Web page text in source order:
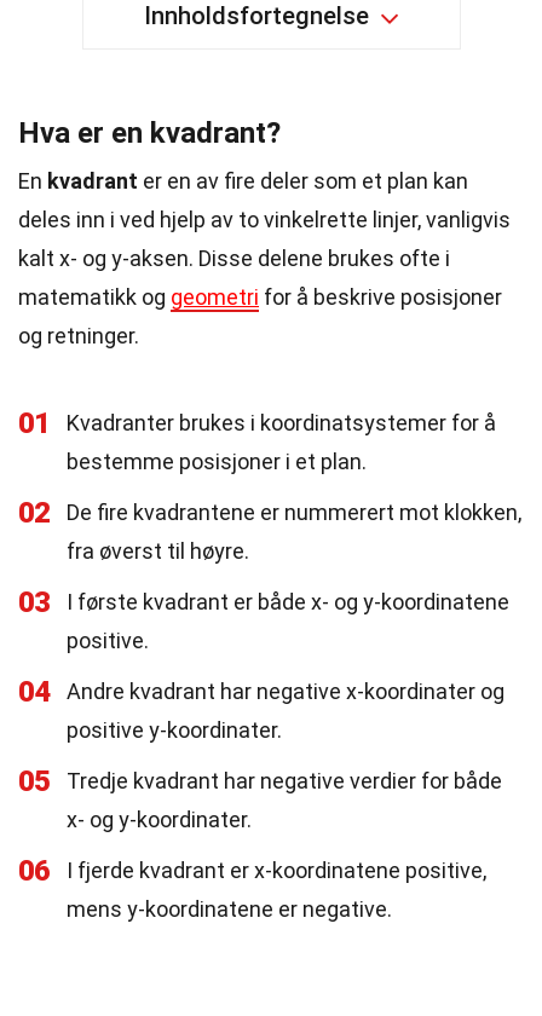
Innholdsfortegnelse
Hva er en kvadrant?
En kvadrant er en av fire deler som et plan kan
deles inn i ved hjelp av to vinkelrette linjer, vanligvis
kalt x- og y-aksen. Disse delene brukes ofte i
matematikk og geometri for å beskrive posisjoner
og retninger.
01
Kvadranter brukes i koordinatsystemer for å
bestemme posisjoner i et plan.
02
De fire kvadrantene er nummerert mot klokken,
fra øverst til høyre.
03
I første kvadrant er både x- og y-koordinatene
positive.
04
Andre kvadrant har negative x-koordinater og
positive y-koordinater.
05
Tredje kvadrant har negative verdier for både
x- og y-koordinater.
06
I fjerde kvadrant er x-koordinatene positive,
mens y-koordinatene er negative.